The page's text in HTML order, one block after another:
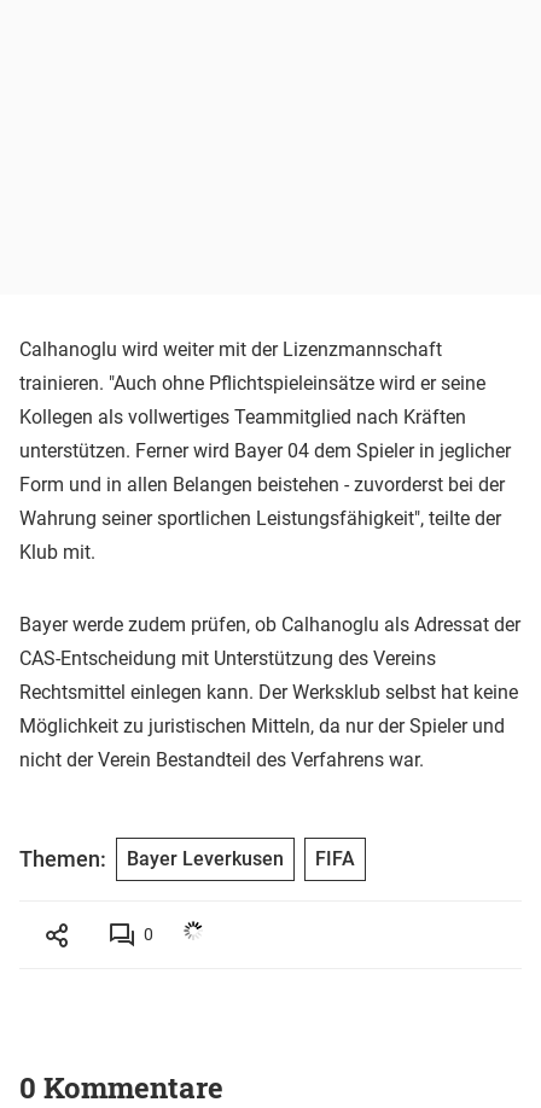
Calhanoglu wird weiter mit der Lizenzmannschaft
trainieren. "Auch ohne Pflichtspieleinsätze wird er seine
Kollegen als vollwertiges Teammitglied nach Kräften
unterstützen. Ferner wird Bayer 04 dem Spieler in jeglicher
Form und in allen Belangen beistehen - zuvorderst bei der
Wahrung seiner sportlichen Leistungsfähigkeit", teilte der
Klub mit.
Bayer werde zudem prüfen, ob Calhanoglu als Adressat der
CAS-Entscheidung mit Unterstützung des Vereins
Rechtsmittel einlegen kann. Der Werksklub selbst hat keine
Möglichkeit zu juristischen Mitteln, da nur der Spieler und
nicht der Verein Bestandteil des Verfahrens war.
Themen: Bayer Leverkusen FIFA
0
0 Kommentare